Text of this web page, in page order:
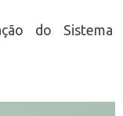
do Sistema